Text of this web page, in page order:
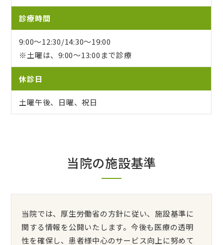
診療時間
9:00〜12:30/14:30〜19:00
※土曜は、9:00～13:00まで診療
休診日
土曜午後、日曜、祝日
当院の施設基準
当院では、厚生労働省の方針に従い、施設基準に
関する情報を公開いたします。今後も医療の透明
性を確保し、患者様中心のサービス向上に努めて